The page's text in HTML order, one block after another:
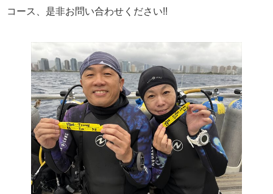
コース、是非お問い合わせください!!